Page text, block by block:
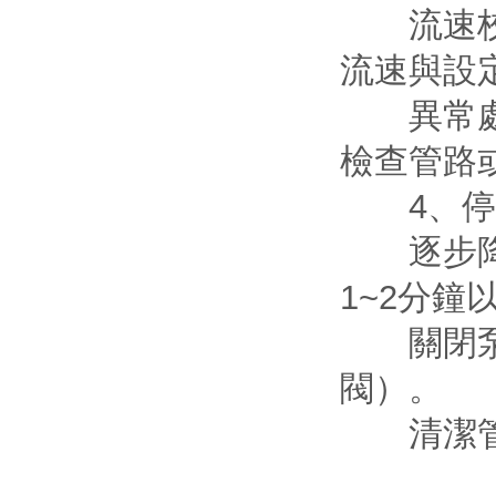
流速校
流速與設
異常處
檢查管路
4、停
逐步降
1~2分鐘
關閉泵
閥）。
清潔管